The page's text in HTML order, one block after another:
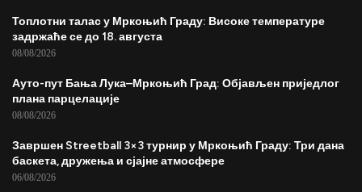
Топлотни талас у Мркоњић Граду: Високе температуре
задржаће се до 18. августа
08/08/2026
Ауто-пут Бања Лука–Мркоњић Град: Објављен приједлог
плана парцелације
08/08/2026
Завршен Streetball 3×3 турнир у Мркоњић Граду: Три дана
баскета, дружења и сјајне атмосфере
06/08/2026